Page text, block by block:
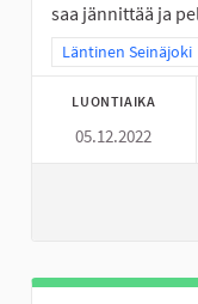
saa jännittää ja
Rajaa tulokset
Läntinen Seinäjoki
LUONTIAIKA
05.12.2022